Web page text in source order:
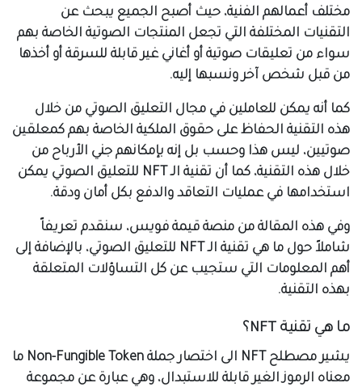
مختلف أعمالهم الفنية، حيث أصبح الجميع يبحث عن
التقنيات المختلفة التي تجعل المنتجات الصوتية الخاصة بهم
سواء من تعليقات صوتية أو أغاني غير قابلة للسرقة أو أخذها
من قبل شخص آخر ونسبها إليه.
كما أنه يمكن للعاملين في مجال التعليق الصوتي من خلال
هذه التقنية الحفاظ على حقوق الملكية الخاصة بهم كمعلقين
صوتيين، ليس هذا وحسب بل إنه بإمكانهم جني الأرباح من
خلال هذه التقنية، كما أن تقنية الـ NFT للتعليق الصوتي يمكن
استخدامها في عمليات التعاقد والدفع بكل أمان ودقة.
وفي هذه المقالة من منصة قيمة فويس، سنقدم تعريفاً
شاملاً حول ما هي تقنية الـ NFT للتعليق الصوتي، بالإضافة إلى
أهم المعلومات التي ستجيب عن كل التساؤلات المتعلقة
بهذه التقنية.
ما هي تقنية NFT؟
يشير مصطلح NFT الى اختصار جملة Non-Fungible Token ما
معناه الرموز الغير قابلة للاستبدال، وهي عبارة عن مجموعة